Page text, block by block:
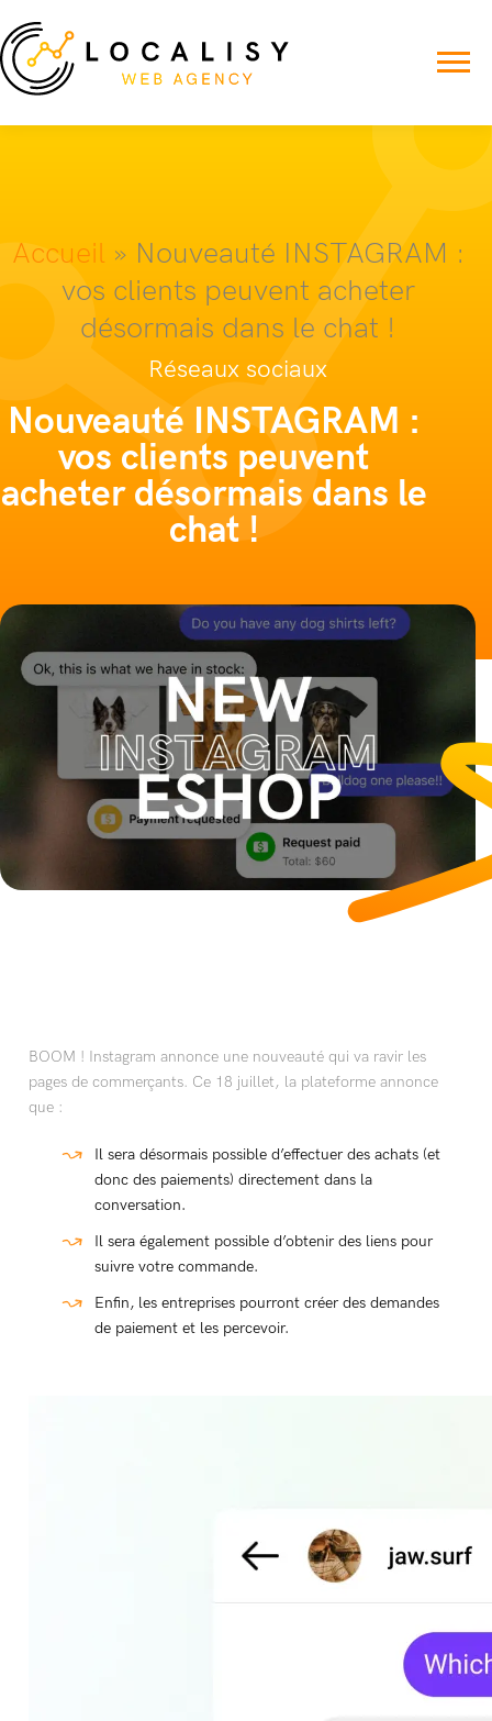
Accueil » Nouveauté INSTAGRAM :
vos clients peuvent acheter
désormais dans le chat !
Réseaux sociaux
Nouveauté INSTAGRAM :
vos clients peuvent
acheter désormais dans le
chat !
BOOM ! Instagram annonce une nouveauté qui va ravir les
pages de commerçants. Ce 18 juillet, la plateforme annonce
que :
Il sera désormais possible d’effectuer des achats (et
donc des paiements) directement dans la
conversation.
Il sera également possible d’obtenir des liens pour
suivre votre commande.
Enfin, les entreprises pourront créer des demandes
de paiement et les percevoir.